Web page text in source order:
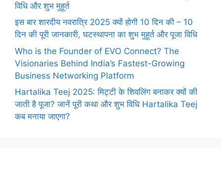
विधि और शुभ मुहूर्त
इस बार शारदीय नवरात्रि 2025 क्यों होगी 10 दिन की – 10
दिन की पूरी जानकारी, घटस्थापना का शुभ मुहूर्त और पूजा विधि
Who is the Founder of EVO Connect? The
Visionaries Behind India’s Fastest-Growing
Business Networking Platform
Hartalika Teej 2025: मिट्टी के शिवलिंग बनाकर क्यों की
जाती है पूजा? जानें पूरी कथा और शुभ विधि Hartalika Teej
कब मनाया जाएगा?